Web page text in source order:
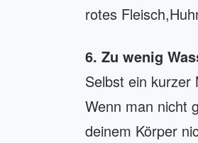
rotes
6. Zu wenig
Selbst ein
Wenn man nicht
deinem Körper